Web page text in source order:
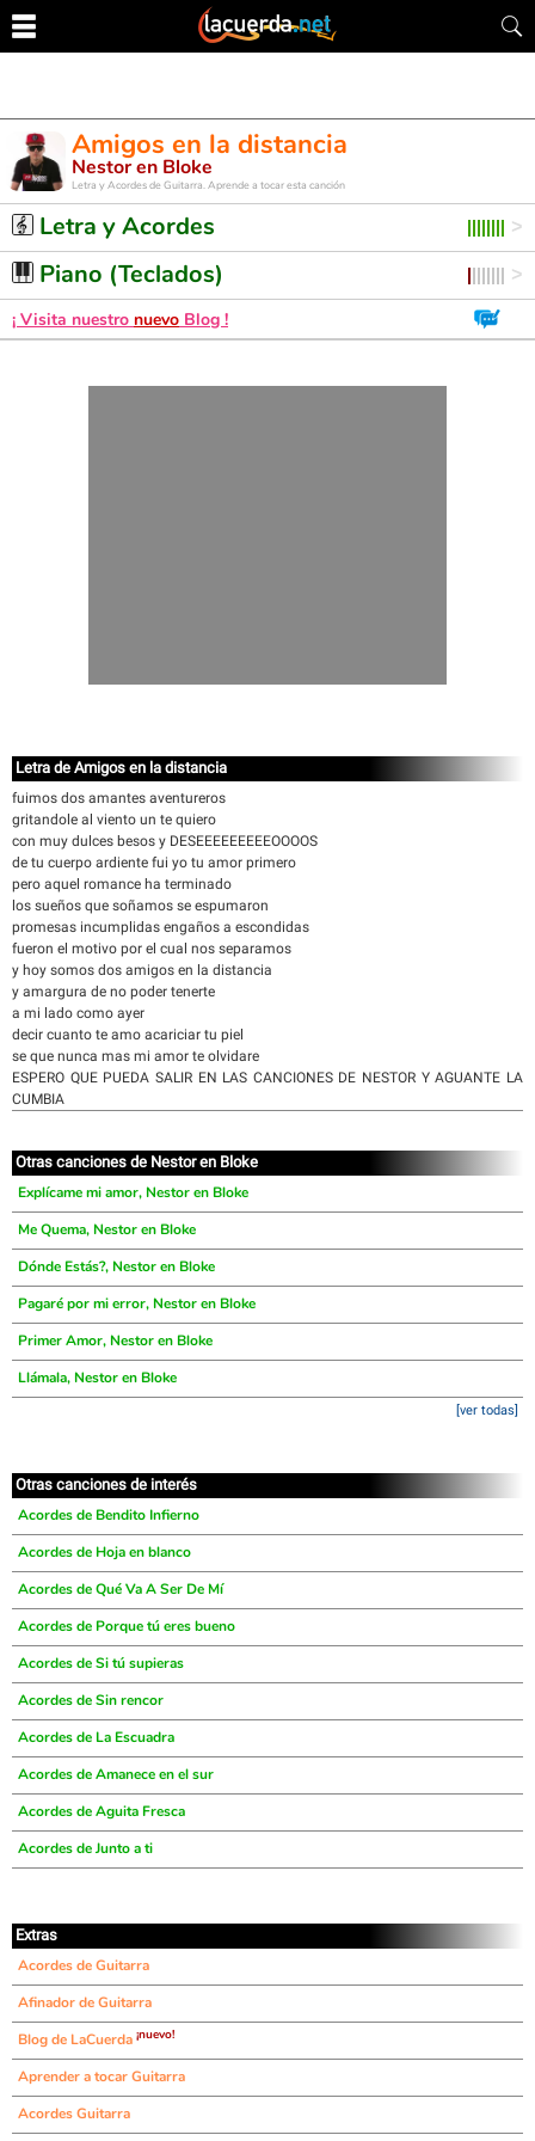
Amigos en la distancia
Nestor en Bloke
Letra y Acordes de Guitarra. Aprende a tocar esta canción
Letra y Acordes
Piano (Teclados)
¡ Visita nuestro nuevo Blog !
Letra de Amigos en la distancia
fuimos dos amantes aventureros
gritandole al viento un te quiero
con muy dulces besos y DESEEEEEEEEEOOOOS
de tu cuerpo ardiente fui yo tu amor primero
pero aquel romance ha terminado
los sueños que soñamos se espumaron
promesas incumplidas engaños a escondidas
fueron el motivo por el cual nos separamos
y hoy somos dos amigos en la distancia
y amargura de no poder tenerte
a mi lado como ayer
decir cuanto te amo acariciar tu piel
se que nunca mas mi amor te olvidare
ESPERO QUE PUEDA SALIR EN LAS CANCIONES DE NESTOR Y AGUANTE LA
CUMBIA
Otras canciones de Nestor en Bloke
Explícame mi amor, Nestor en Bloke
Me Quema, Nestor en Bloke
Dónde Estás?, Nestor en Bloke
Pagaré por mi error, Nestor en Bloke
Primer Amor, Nestor en Bloke
Llámala, Nestor en Bloke
[ver todas]
Otras canciones de interés
Acordes de Bendito Infierno
Acordes de Hoja en blanco
Acordes de Qué Va A Ser De Mí
Acordes de Porque tú eres bueno
Acordes de Si tú supieras
Acordes de Sin rencor
Acordes de La Escuadra
Acordes de Amanece en el sur
Acordes de Aguita Fresca
Acordes de Junto a ti
Extras
Acordes de Guitarra
Afinador de Guitarra
Blog de LaCuerda ¡nuevo!
Aprender a tocar Guitarra
Acordes Guitarra